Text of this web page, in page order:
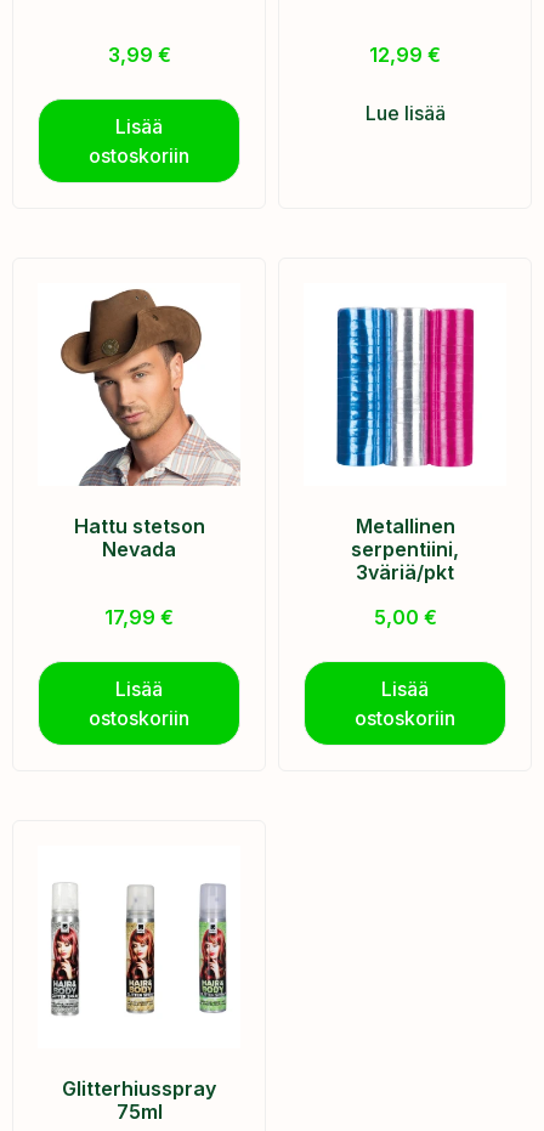
3,99 €
Lisää
ostoskoriin
12,99 €
Lue lisää
Hattu stetson
Nevada
17,99 €
Lisää
ostoskoriin
Metallinen
serpentiini,
3väriä/pkt
5,00 €
Lisää
ostoskoriin
Glitterhiusspray
75ml